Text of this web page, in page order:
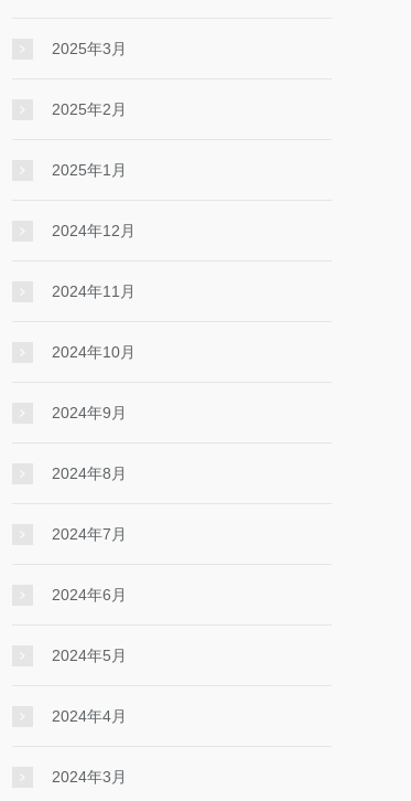
2025年3月
2025年2月
2025年1月
2024年12月
2024年11月
2024年10月
2024年9月
2024年8月
2024年7月
2024年6月
2024年5月
2024年4月
2024年3月